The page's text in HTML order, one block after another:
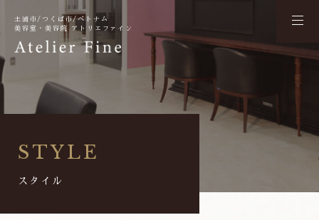
土浦市/つくば市/ベトナム
美容室・美容院 アトリエファイン
STYLE
スタイル